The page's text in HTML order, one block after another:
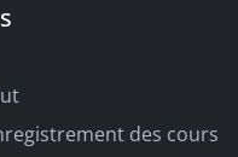
des cours